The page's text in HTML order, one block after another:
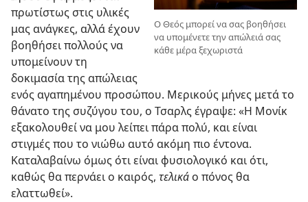
Ο Θεός μπορεί να σας βοηθήσει
να υπομένετε την απώλειά σας
κάθε μέρα ξεχωριστά
πρωτίστως στις υλικές
μας ανάγκες, αλλά έχουν
βοηθήσει πολλούς να
υπομείνουν τη
δοκιμασία της απώλειας
ενός αγαπημένου προσώπου. Μερικούς μήνες μετά το
θάνατο της συζύγου του, ο Τσαρλς έγραψε: «Η Μονίκ
εξακολουθεί να μου λείπει πάρα πολύ, και είναι
στιγμές που το νιώθω αυτό ακόμη πιο έντονα.
Καταλαβαίνω όμως ότι είναι φυσιολογικό και ότι,
καθώς θα περνάει ο καιρός, τελικά ο πόνος θα
ελαττωθεί».